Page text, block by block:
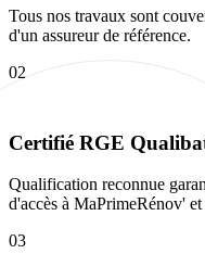
Tous nos travaux sont
d'un assureur de référence.
02
Certifié RGE
Qualification reconnue
d'accès à MaPrimeRénov'
03